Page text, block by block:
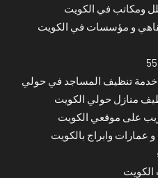
ومكاتب في الكويت
و مؤسسات في الكويت
منازل حولي الكويت
على موقعي الكويت
وابراج بالكويت
الكويت